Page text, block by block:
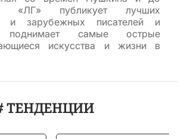
«ЛГ» публикует лучших
и зарубежных писателей и
поднимает самые острые
искусства и жизни в
ТЕНДЕНЦИИ